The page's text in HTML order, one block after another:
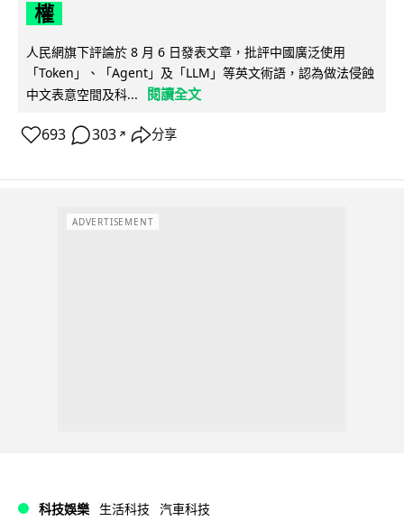
權
人民網旗下評論於 8 月 6 日發表文章，批評中國廣泛使用
「Token」、「Agent」及「LLM」等英文術語，認為做法侵蝕
中文表意空間及科...
閱讀全文
693 303 ↗ 分享
ADVERTISEMENT
科技娛樂 生活科技 汽車科技